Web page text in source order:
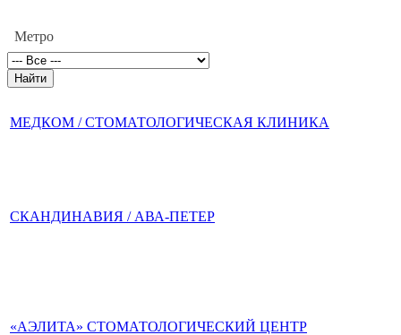
Метро
МЕДКОМ / СТОМАТОЛОГИЧЕСКАЯ КЛИНИКА
СКАНДИНАВИЯ / АВА-ПЕТЕР
«АЭЛИТА» СТОМАТОЛОГИЧЕСКИЙ ЦЕНТР